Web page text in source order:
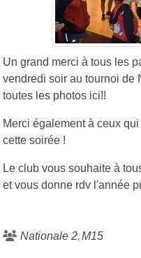
Un grand merci à tous les
vendredi soir au tournoi de
toutes les photos ici!!
Merci également à ceux
cette soirée !
Le club vous souhaite à
et vous donne rdv l'année
Nationale 2 M15